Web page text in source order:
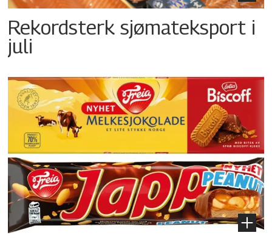
Rekordsterk sjømateksport i
juli